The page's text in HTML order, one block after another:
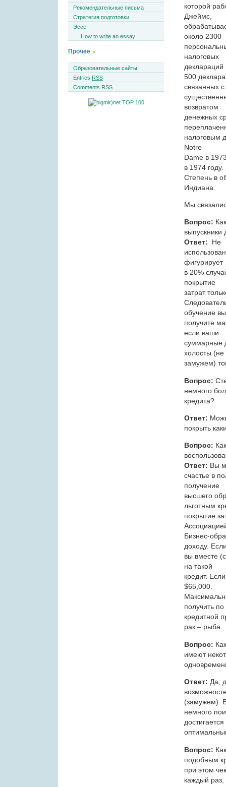
которой
Джеймс,
около 2300
налоговых
деклараций
500
связанных с
возвратом
денежных
налоговым
Notre
Dame в
в 1974 году.
Степень в
Индиана.
Мы
Вопрос:
выпускники
Ответ: Не
фигурирует
в 20%
покрытие
затрат
обучение вы
получите
если ваши
суммарные
холосты (не
замужем)
Вопрос:
немного
кредита?
Ответ:
покрыть
Вопрос:
Ответ: Вы
счастье в
получение
высшего
льготным
покрытие
Бизнес-
доходу.
вы вместе
на такой
кредит.
$65,000.
получить по
кредитной
рак – рыба.
Вопрос:
имеют
Ответ: Да,
(замужем).
немного
достигается
Вопрос:
подобным
при этом
каждый
Рекомендательные письма
Стратегия подготовки
Эссе
How to write an essay
Прочее
Образовательные сайты
Entries RSS
Comments RSS